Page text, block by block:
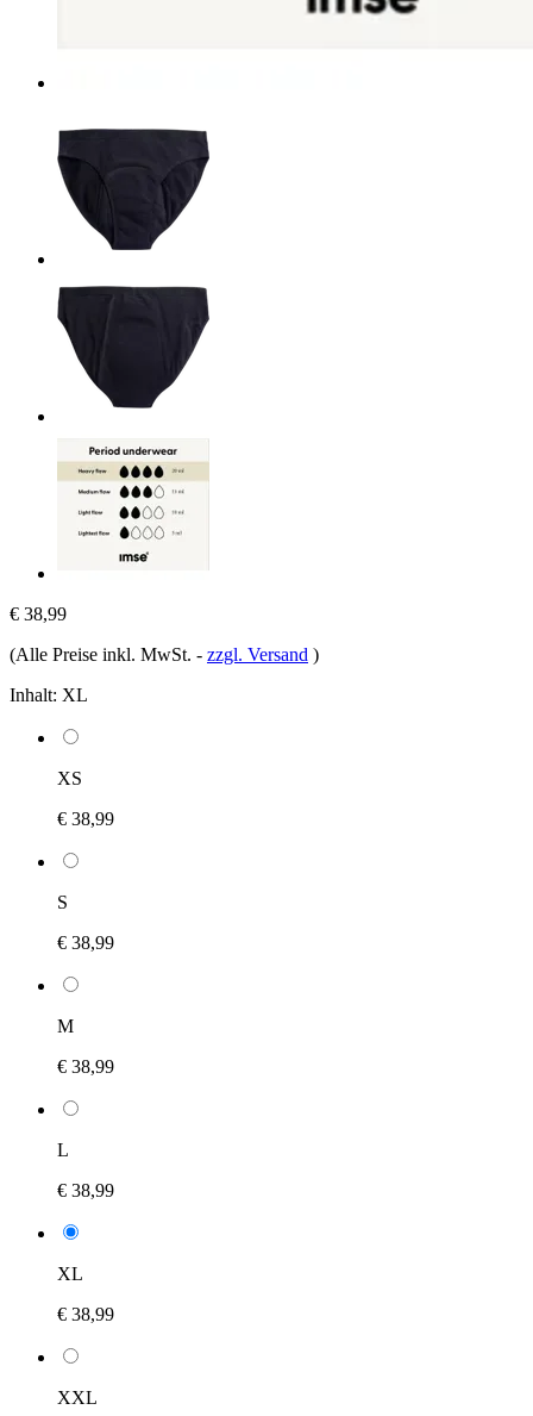
€ 38,99
(Alle Preise inkl. MwSt. - zzgl. Versand )
Inhalt: XL
XS
€ 38,99
S
€ 38,99
M
€ 38,99
L
€ 38,99
XL
€ 38,99
XXL